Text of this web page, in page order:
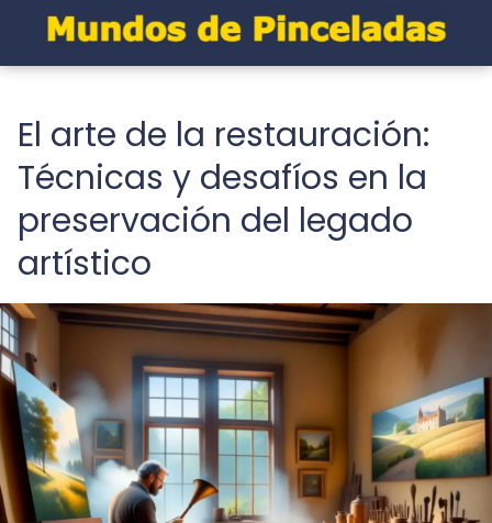
El arte de la restauración:
Técnicas y desafíos en la
preservación del legado
artístico